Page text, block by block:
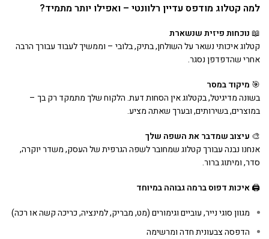
למה קטלוג מודפס עדיין רלוונטי – ואפילו יותר מתמיד?
📖נוכחות פיזית שנשארת
קטלוג איכותי נשאר על השולחן, בתיק, בלובי – וממשיך לעבוד עבורך הרבה
אחרי שהדפדפן נסגר.
🎯 מיקוד במסר
בשונה מדיגיטל, בקטלוג אין הסחות דעת. הלקוח שלך מתמקד רק בך –
במוצרים, בשירותים, ובערך שאתה מציע.
🎨 עיצוב שמדבר את השפה שלך
אנחנו נבנה עבורך קטלוג שמחובר לשפה הגרפית של העסק, משדר יוקרה,
סדר, ומיתוג ברור.
🖨️איכות דפוס ברמה גבוהה במיוחד
מגוון סוגי נייר, עוביים וגימורים (מט, מבריק, למינציה, כריכה קשה או רכה)
הדפסה צבעונית חדה ומרשימה